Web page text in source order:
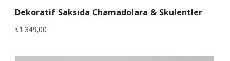
Dekoratif Saksıda Chamadolara & Skulentler
₺1.349,00